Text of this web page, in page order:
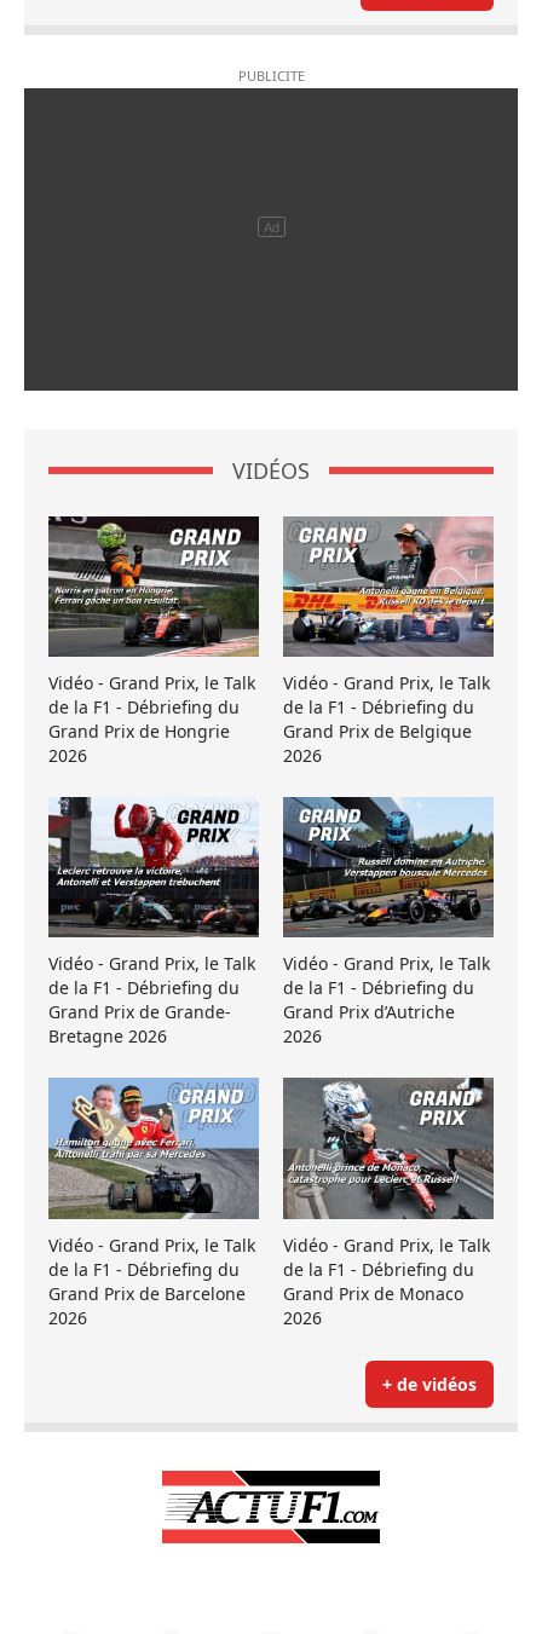
VIDÉOS
Vidéo - Grand Prix, le Talk
de la F1 - Débriefing du
Grand Prix de Hongrie
2026
Vidéo - Grand Prix, le Talk
de la F1 - Débriefing du
Grand Prix de Belgique
2026
Vidéo - Grand Prix, le Talk
de la F1 - Débriefing du
Grand Prix de Grande-
Bretagne 2026
Vidéo - Grand Prix, le Talk
de la F1 - Débriefing du
Grand Prix d’Autriche
2026
Vidéo - Grand Prix, le Talk
de la F1 - Débriefing du
Grand Prix de Barcelone
2026
Vidéo - Grand Prix, le Talk
de la F1 - Débriefing du
Grand Prix de Monaco
2026
+ de vidéos